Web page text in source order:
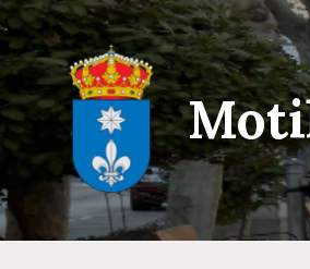
Skip
to
content
Saltar
a
la
navegación
principal
Saltar
a
pie
de
página